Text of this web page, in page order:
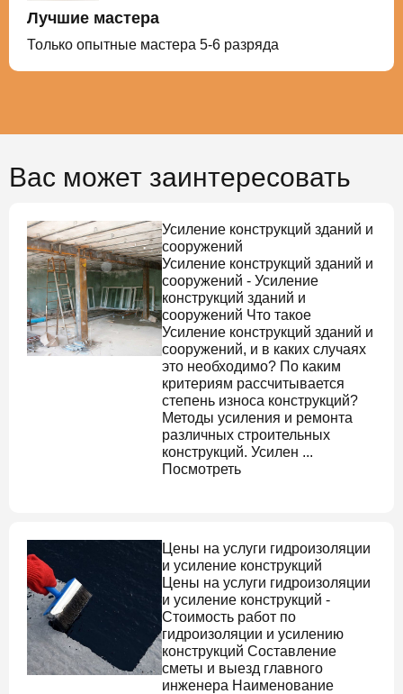
Лучшие мастера
Только опытные мастера 5-6 разряда
Вас может заинтересовать
Усиление конструкций зданий и
сооружений
Усиление конструкций зданий и
сооружений - Усиление
конструкций зданий и
сооружений Что такое
Усиление конструкций зданий и
сооружений, и в каких случаях
это необходимо? По каким
критериям рассчитывается
степень износа конструкций?
Методы усиления и ремонта
различных строительных
конструкций. Усилен ...
Посмотреть
Цены на услуги гидроизоляции
и усиление конструкций
Цены на услуги гидроизоляции
и усиление конструкций -
Стоимость работ по
гидроизоляции и усилению
конструкций Составление
сметы и выезд главного
инженера Наименование